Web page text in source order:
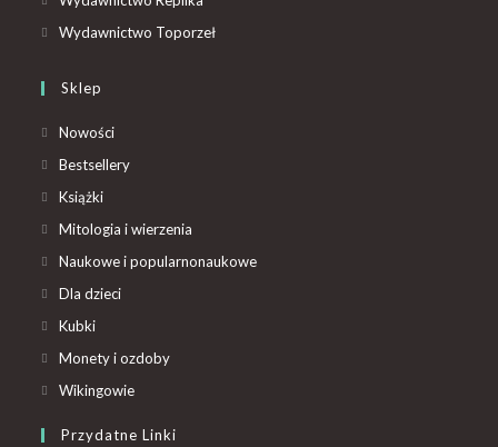
Wydawnictwo Toporzeł
Sklep
Nowości
Bestsellery
Książki
Mitologia i wierzenia
Naukowe i popularnonaukowe
Dla dzieci
Kubki
Monety i ozdoby
Wikingowie
Przydatne Linki